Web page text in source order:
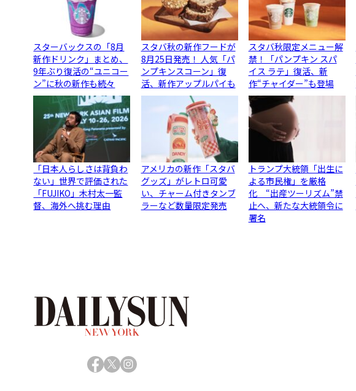
スターバックスの「8月
新作ドリンク」まとめ、
9年ぶり復活の“ユニコー
ン”に秋の新作も続々
スタバ秋の新作フードが
8月25日発売！ 人気「パ
ンプキンスコーン」復
活、新作アップルパイも
スタバ秋限定メニュー解
禁！「パンプキン スパ
イス ラテ」復活、新
作“チャイダー”も登場
「日本人らしさは背負わ
ない」世界で評価された
「FUJIKO」木村太一監
督、海外へ挑む理由
アメリカの新作「スタバ
グッズ」がレトロ可愛
い、チャーム付きタンブ
ラーなど数量限定発売
トランプ大統領「出生に
よる市民権」を厳格
化 “出産ツーリズム”禁
止へ、新たな大統領令に
署名
Facebook
X Instagram